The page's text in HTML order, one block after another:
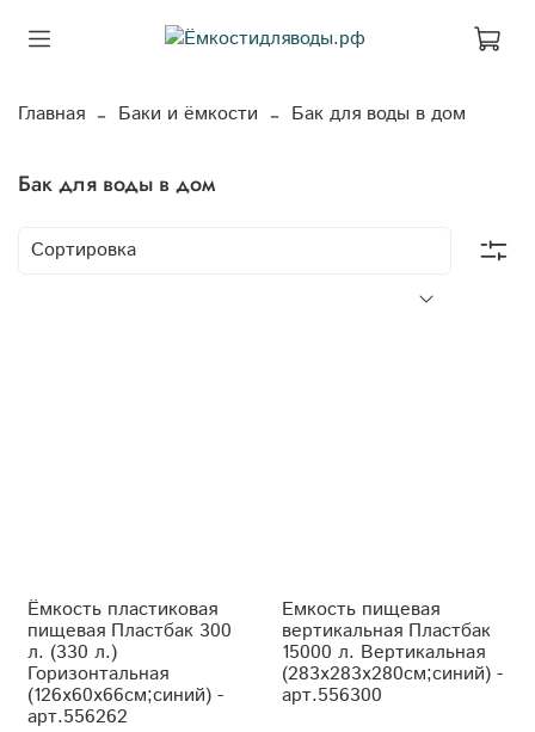
Главная Баки и ёмкости Бак для воды в дом
Бак для воды в дом
Ёмкость пластиковая
пищевая Пластбак 300
л. (330 л.)
Горизонтальная
(126x60x66см;синий) -
арт.556262
Емкость пищевая
вертикальная Пластбак
15000 л. Вертикальная
(283x283x280см;синий) -
арт.556300